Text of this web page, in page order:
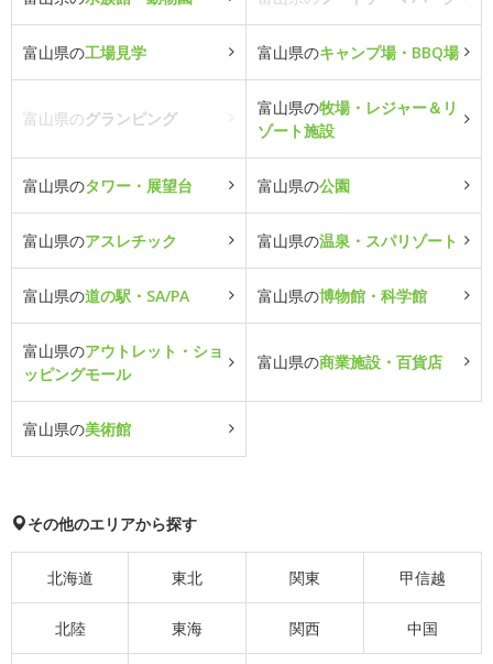
富山県の工場見学 富山県のキャンプ場・BBQ場
富山県のグランピング
富山県の牧場・レジャー＆リ
ゾート施設
富山県のタワー・展望台 富山県の公園
富山県のアスレチック 富山県の温泉・スパリゾート
富山県の道の駅・SA/PA 富山県の博物館・科学館
富山県のアウトレット・ショ
ッピングモール
富山県の商業施設・百貨店
富山県の美術館
その他のエリアから探す
北海道 東北 関東 甲信越
北陸 東海 関西 中国